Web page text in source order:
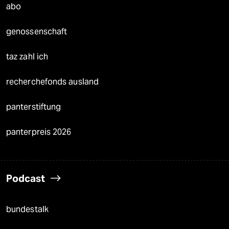
abo
genossenschaft
taz zahl ich
recherchefonds ausland
panterstiftung
panterpreis 2026
Podcast
bundestalk